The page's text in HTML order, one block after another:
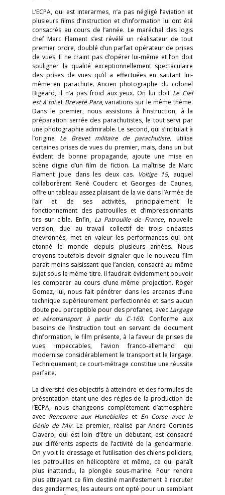
L’ECPA, qui est interarmes, n’a pas négligé l’aviation et
plusieurs films d’instruction et d’information lui ont été
consacrés au cours de l’année. Le maréchal des logis
chef Marc Flament s’est révélé un réalisateur de tout
premier ordre, doublé d’un parfait opérateur de prises
de vues. Il ne craint pas d’opérer lui-même et l’on doit
souligner la qualité exceptionnellement spectaculaire
des prises de vues qu’il a effectuées en sautant lui-
même en parachute. Ancien photographe du colonel
Bigeard, il n’a pas froid aux yeux. On lui doit Le Ciel
est à toi et Breveté Para, variations sur le même thème.
Dans le premier, nous assistons à l’instruction, à la
préparation serrée des parachutistes, le tout servi par
une photographie admirable. Le second, qui s’intitulait à
l’origine Le Brevet militaire de parachutiste,utilise
certaines prises de vues du premier, mais, dans un but
évident de bonne propagande, ajoute une mise en
scène digne d’un film de fiction. La maîtrise de Marc
Flament joue dans les deux cas.
Voltige 15, auquel
collaborèrent René Couderc et Georges de Caunes,
offre un tableau assez plaisant de la vie dans l’Armée de
l’air et de ses activités, principalement le
fonctionnement des patrouilles et d’impressionnants
tirs sur cible. Enfin, La Patrouille de France, nouvelle
version, due au travail collectif de trois cinéastes
chevronnés, met en valeur les performances qui ont
étonné le monde depuis plusieurs années. Nous
croyons toutefois devoir signaler que le nouveau film
paraît moins saisissant que l’ancien, consacré au même
sujet sous le même titre. Il faudrait évidemment pouvoir
les comparer au cours d’une même projection. Roger
Gomez, lui, nous fait pénétrer dans les arcanes d’une
technique supérieurement perfectionnée et sans aucun
doute peu perceptible pour des profanes, avec Largage
et aérotransport à partir du C-160. Conforme aux
besoins de l’instruction tout en servant de document
d’information, le film présente, à la faveur de prises de
vues impeccables, l’avion franco-allemand qui
modernise considérablement le transport et le largage.
Techniquement, ce court-métrage constitue une réussite
parfaite.
La diversité des objectifs à atteindre et des formules de
présentation étant une des règles de la production de
l’ECPA, nous changeons complètement d’atmosphère
avec Rencontre aux Hunebielles et En Corse avec le
Génie de l’Air. Le premier, réalisé par André Cortinès
Clavero, qui est loin d’être un débutant, est consacré
aux différents aspects de l’activité de la gendarmerie.
On y voit le dressage et l’utilisation des chiens policiers,
les patrouilles en hélicoptère et même, ce qui paraît
plus inattendu, la plongée sous-marine. Pour rendre
plus attrayant ce film destiné manifestement à recruter
des gendarmes, les auteurs ont opté pour un semblant